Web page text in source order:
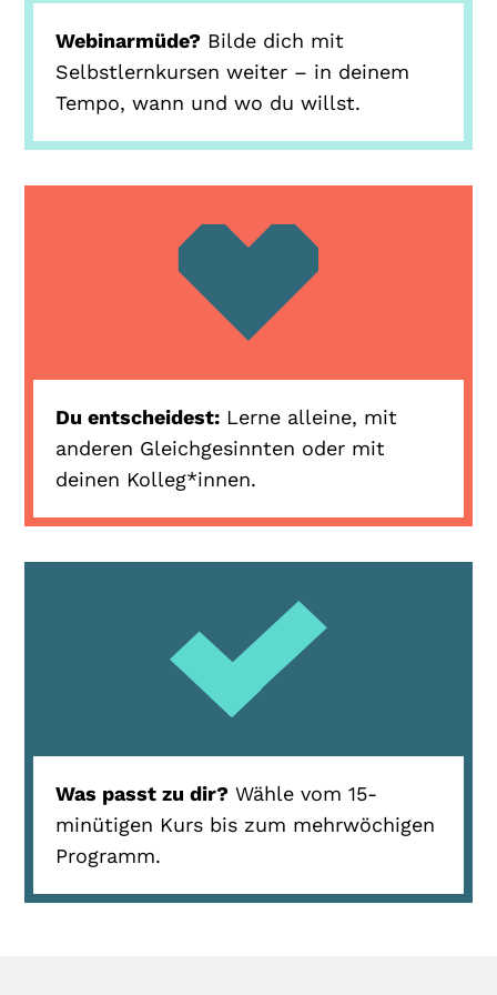
Webinarmüde? Bilde dich mit
Selbstlernkursen weiter – in deinem
Tempo, wann und wo du willst.
Du entscheidest: Lerne alleine, mit
anderen Gleichgesinnten oder mit
deinen Kolleg*innen.
Was passt zu dir? Wähle vom 15-
minütigen Kurs bis zum mehrwöchigen
Programm.